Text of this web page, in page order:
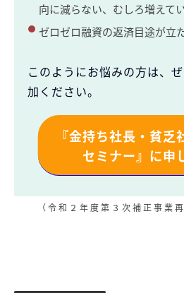
向に減らない、むしろ増えてい
ゼロゼロ融資の返済目途が立
このようにお悩みの方は、
加ください。
『金持ち社長・貧乏
セミナー』に申
（令和２年度第３次補正事業